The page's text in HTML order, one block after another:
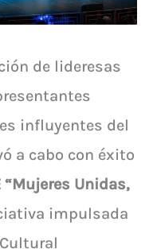
de lideresas
influyentes del
a cabo con éxito
“Mujeres Unidas,
impulsada